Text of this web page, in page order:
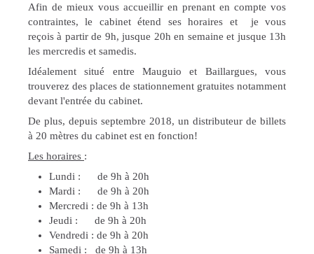
Afin de mieux vous accueillir en prenant en compte vos
contraintes, le cabinet étend ses horaires et je vous
reçois à partir de 9h, jusque 20h en semaine et jusque 13h
les mercredis et samedis.
Idéalement situé entre Mauguio et Baillargues, vous
trouverez des places de stationnement gratuites notamment
devant l'entrée du cabinet.
De plus, depuis septembre 2018, un distributeur de billets
à 20 mètres du cabinet est en fonction!
Les horaires :
Lundi : de 9h à 20h
Mardi : de 9h à 20h
Mercredi : de 9h à 13h
Jeudi : de 9h à 20h
Vendredi : de 9h à 20h
Samedi : de 9h à 13h